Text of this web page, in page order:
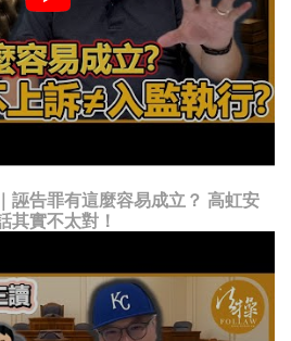
誣告罪有這麼容易成立？ 高虹安
其實不太對！